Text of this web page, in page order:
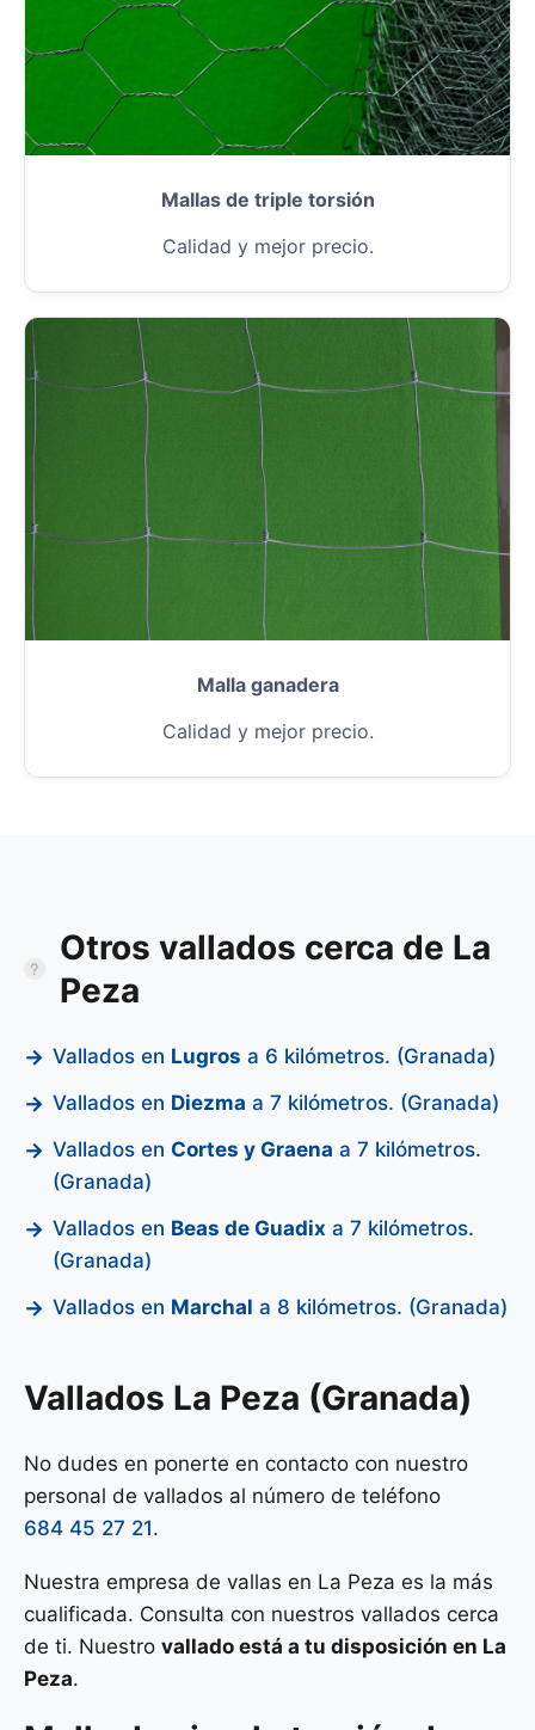
Mallas de triple torsión
Calidad y mejor precio.
Malla ganadera
Calidad y mejor precio.
Otros vallados cerca de La
Peza
Vallados en Lugros a 6 kilómetros. (Granada)
Vallados en Diezma a 7 kilómetros. (Granada)
Vallados en Cortes y Graena a 7 kilómetros.
(Granada)
Vallados en Beas de Guadix a 7 kilómetros.
(Granada)
Vallados en Marchal a 8 kilómetros. (Granada)
Vallados La Peza (Granada)
No dudes en ponerte en contacto con nuestro
personal de vallados al número de teléfono
684 45 27 21.
Nuestra empresa de vallas en La Peza es la más
cualificada. Consulta con nuestros vallados cerca
de ti. Nuestro vallado está a tu disposición en La
Peza.